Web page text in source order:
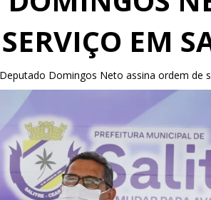
EM
Deputado Domingos Neto assina ordem de